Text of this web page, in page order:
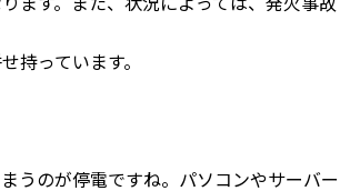
持っています。
うのが停電ですね。パソコンやサーバー